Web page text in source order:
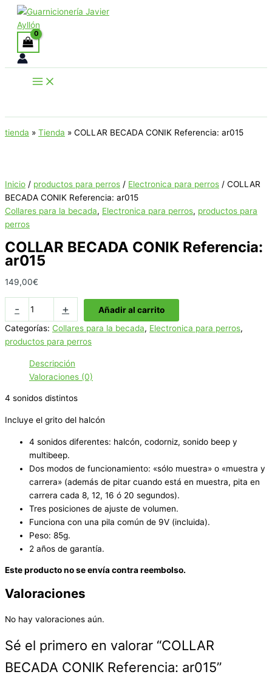
contenido
tienda » Tienda » COLLAR BECADA CONIK Referencia: ar015
Inicio / productos para perros / Electronica para perros / COLLAR
BECADA CONIK Referencia: ar015
Collares para la becada, Electronica para perros, productos para
perros
COLLAR BECADA CONIK Referencia:
ar015
149,00€
-
BECADA
CONIK
Referencia:
cantidad
+
Añadir al carrito
Categorías: Collares para la becada, Electronica para perros,
productos para perros
Descripción
Valoraciones (0)
4 sonidos distintos
Incluye el grito del halcón
4 sonidos diferentes: halcón, codorniz, sonido beep y
multibeep.
Dos modos de funcionamiento: «sólo muestra» o «muestra y
carrera» (además de pitar cuando está en muestra, pita en
carrera cada 8, 12, 16 ó 20 segundos).
Tres posiciones de ajuste de volumen.
Funciona con una pila común de 9V (incluida).
Peso: 85g.
2 años de garantía.
Este producto no se envía contra reembolso.
Valoraciones
No hay valoraciones aún.
Sé el primero en valorar “COLLAR
BECADA CONIK Referencia: ar015”